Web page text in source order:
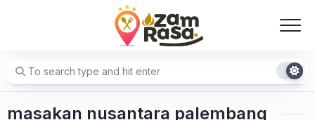
masakan nusantara palembang